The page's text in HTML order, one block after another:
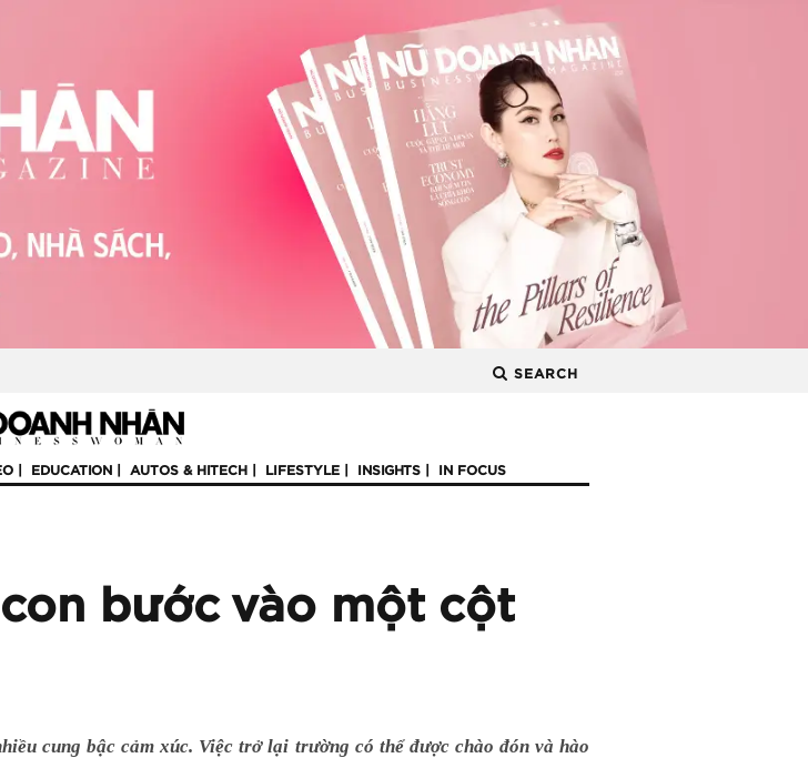
SEARCH
EDUCATION AUTOS & HITECH LIFESTYLE INSIGHTS IN FOCUS
bước vào một cột
cung bậc cảm xúc. Việc trở lại trường có thể được chào đón và hào